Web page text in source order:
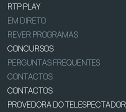
RTP PLAY
EM DIRETO
REVER PROGRAMAS
CONCURSOS
PERGUNTAS FREQUENTES
CONTACTOS
CONTACTOS
PROVEDORA DO TELESPECTADOR